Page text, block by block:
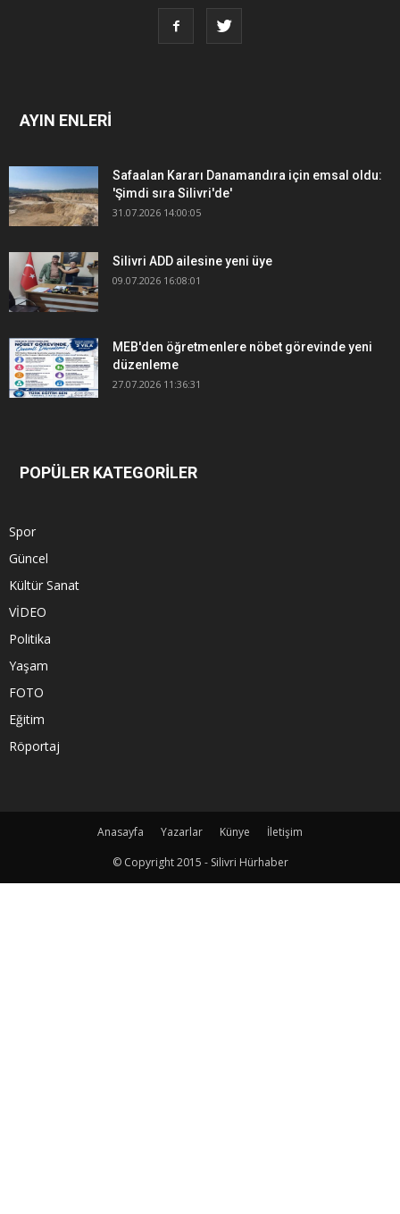
AYIN ENLERİ
Safaalan Kararı Danamandıra için emsal oldu:
'Şimdi sıra Silivri'de'
31.07.2026 14:00:05
Silivri ADD ailesine yeni üye
09.07.2026 16:08:01
MEB'den öğretmenlere nöbet görevinde yeni
düzenleme
27.07.2026 11:36:31
POPÜLER KATEGORİLER
Spor
Güncel
Kültür Sanat
VİDEO
Politika
Yaşam
FOTO
Eğitim
Röportaj
Anasayfa Yazarlar Künye
İletişim
© Copyright 2015 - Silivri Hürhaber